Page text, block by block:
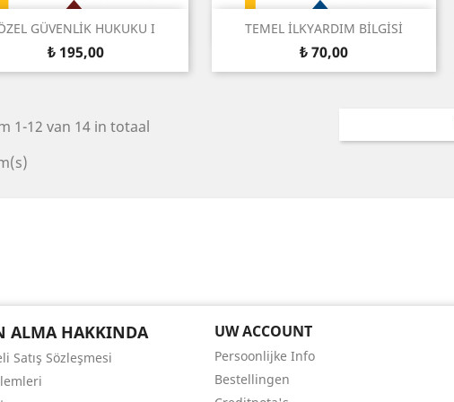
GÜVENLİK HUKUKU I
Prijs
₺ 195,00
Snel bekijken TEMEL İLKYARDIM BİLGİSİ
Prijs
₺ 70,00
Snel bekijken
1-12 van 14 in totaal
ALMA HAKKINDA
Satış Sözleşmesi
UW ACCOUNT
Persoonlijke Info
Bestellingen